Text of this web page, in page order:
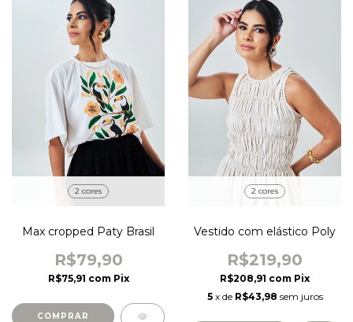
2 cores
Max cropped Paty Brasil
R$79,90
R$75,91 com Pix
COMPRAR
2 cores
Vestido com elástico Poly
R$219,90
R$208,91 com Pix
5 x de R$43,98 sem juros